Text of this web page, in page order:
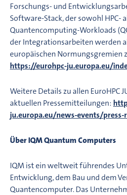
Forschungs- und
Software-Stack, der sowohl HPC-
Quantencomputing-Workloads
der Integrationsarbeiten werden
europäischen Normungsgremien
https://eurohpc-ju.europa.eu/
Weitere Details zu allen EuroHPC
aktuellen Pressemitteilungen:
ju.europa.eu/news-events/press-
Über IQM Quantum Computers
IQM ist ein weltweit führendes
Entwicklung, dem Bau und dem
Quantencomputer. Das